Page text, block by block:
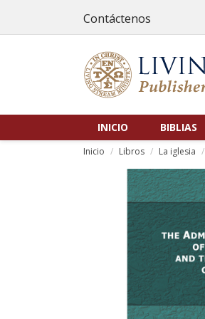
Contáctenos
INICIO BIBLIAS
Inicio Libros La iglesia